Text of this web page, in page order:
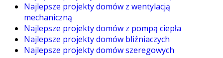
Najlepsze projekty domów z wentylacją
mechaniczną
Najlepsze projekty domów z pompą ciepła
Najlepsze projekty domów bliźniaczych
Najlepsze projekty domów szeregowych